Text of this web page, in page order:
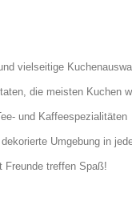
vielseitige
die meisten Kuchen
und Kaffeespezialitäten
Umgebung in
Freunde treffen Spaß!